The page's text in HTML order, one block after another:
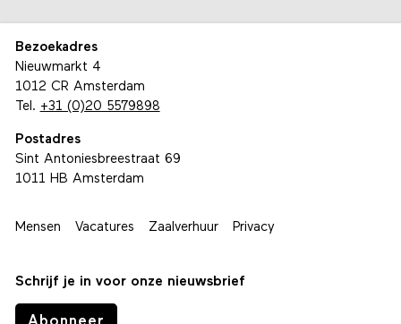
Bezoekadres
Nieuwmarkt 4
1012 CR Amsterdam
Tel. +31 (0)20 5579898
Postadres
Sint Antoniesbreestraat 69
1011 HB Amsterdam
Mensen Vacatures Zaalverhuur Privacy
Schrijf je in voor onze nieuwsbrief